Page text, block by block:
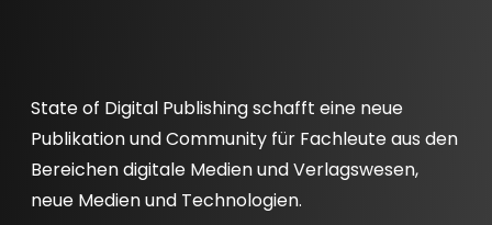
State of Digital Publishing schafft eine neue
Publikation und Community für Fachleute aus den
Bereichen digitale Medien und Verlagswesen,
neue Medien und Technologien.